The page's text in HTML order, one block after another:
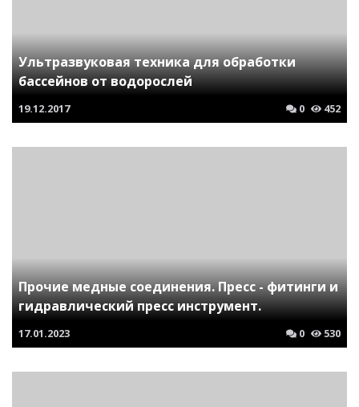
Ультразвуковая техника для обработки
бассейнов от водорослей
19.12.2017 0 452
Прочие медные соединения. Пресс - фитинги и
гидравлический пресс инструмент.
17.01.2023 0 530